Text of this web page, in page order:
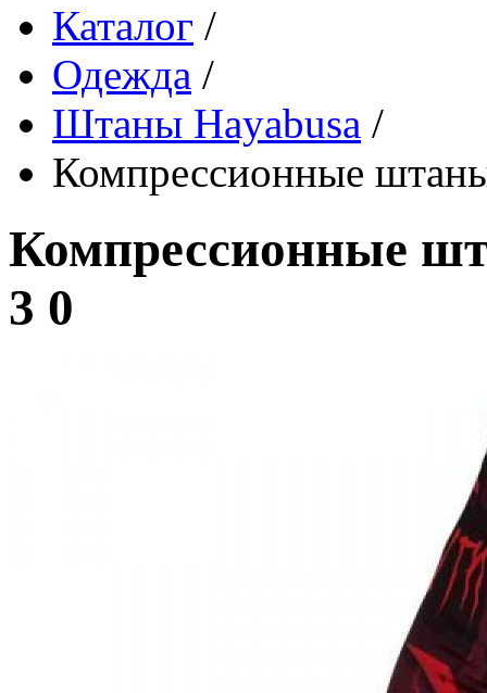
Каталог /
Одежда /
Штаны Hayabusa /
Компрессионные
Компрессионные
3 0